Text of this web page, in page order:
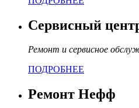
Сервисный
Ремонт и сервисное
ПОДРОБНЕЕ
Ремонт Нефф